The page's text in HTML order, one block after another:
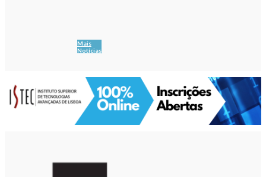
Mais
Notícias